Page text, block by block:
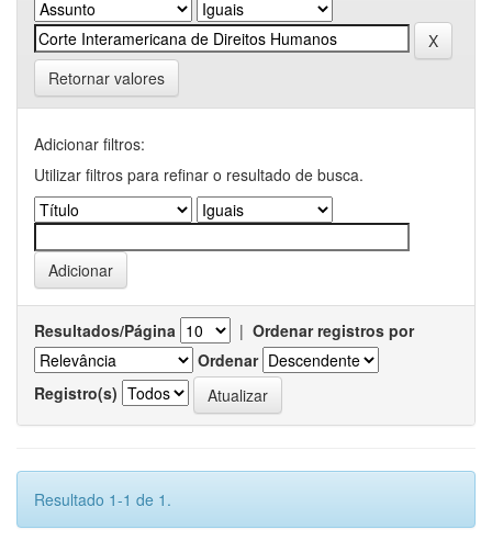
Retornar valores
Adicionar filtros:
Utilizar filtros para refinar o resultado de busca.
Resultados/Página | Ordenar registros por
Ordenar
Registro(s)
Resultado 1-1 de 1.